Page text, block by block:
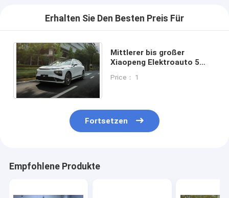
Erhalten Sie Den Besten Preis Für
Mittlerer bis großer
Xiaopeng Elektroauto 5
G9 Pure Electric SUV
Price： 1
Fortsetzen
Empfohlene Produkte